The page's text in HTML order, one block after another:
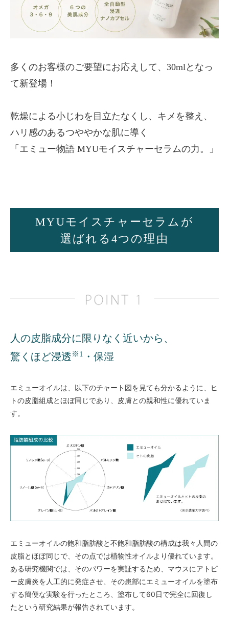
多くのお客様のご要望にお応えして、30mlとなっ
て新登場！
乾燥による小じわを目立たなくし、キメを整え、
ハリ感のあるつややかな肌に導く
「エミュー物語 MYUモイスチャーセラムの力。」
MYUモイスチャーセラムが
選ばれる4つの理由
人の皮脂成分に限りなく近いから、
驚くほど浸透※1 ・保湿
エミューオイルは、以下のチャート図を見ても分かるように、ヒ
トの皮脂組成とほぼ同じであり、皮膚との親和性に優れていま
す。
エミューオイルの飽和脂肪酸と不飽和脂肪酸の構成は我々人間の
皮脂とほぼ同じで、その点では植物性オイルより優れています。
ある研究機関では、そのパワーを実証するため、マウスにアトピ
ー皮膚炎を人工的に発症させ、その患部にエミューオイルを塗布
する簡便な実験を行ったところ、塗布して60日で完全に回復し
たという研究結果が報告されています。